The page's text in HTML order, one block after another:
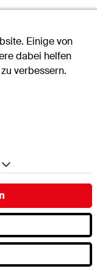
Suche Menü
trier
Einige von
dabei helfen
verbessern.
grundlegende
Funktion